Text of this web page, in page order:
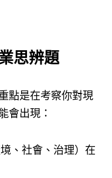
思辨題
點是在考察你對現
會出現：
、社會、治理）在